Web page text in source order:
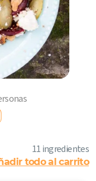
11 ingredientes
todo al carrito